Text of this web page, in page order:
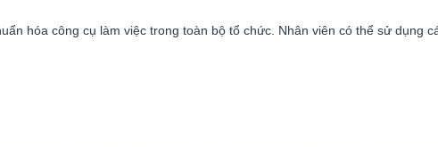
hóa công cụ làm việc trong toàn bộ tổ chức. Nhân viên có thể sử dụng